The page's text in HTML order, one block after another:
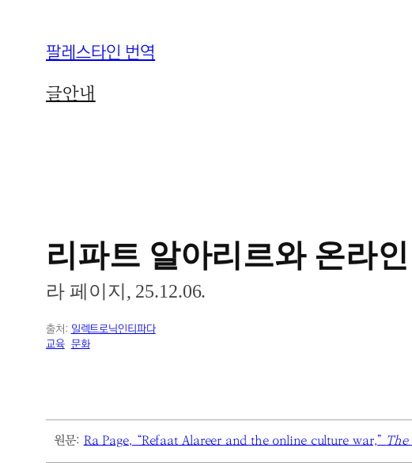
팔레스타인 번역
글안내
리파트 알아리르와 온라
라 페이지, 25.12.06.
출처:일렉트로닉인티파다
교육 문화
원문:Ra Page, “Refaat Alareer and the online culture war,”